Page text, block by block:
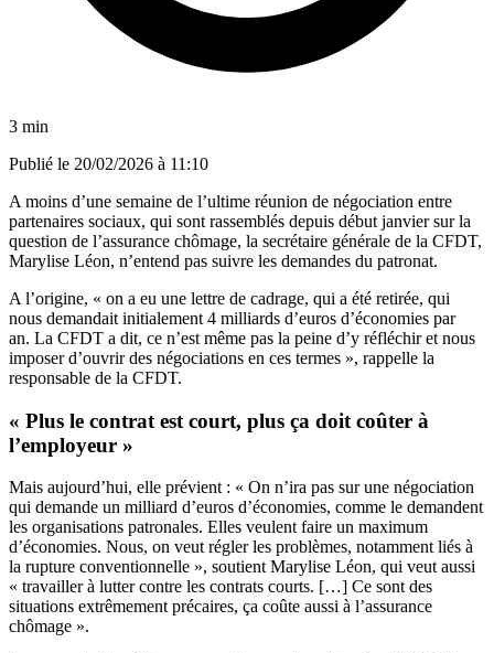
3 min
Publié le 20/02/2026 à 11:10
A moins d’une semaine de l’ultime réunion de négociation entre
partenaires sociaux, qui sont rassemblés depuis début janvier sur la
question de l’assurance chômage, la secrétaire générale de la CFDT,
Marylise Léon, n’entend pas suivre les demandes du patronat.
A l’origine, « on a eu une lettre de cadrage, qui a été retirée, qui
nous demandait initialement 4 milliards d’euros d’économies par
an. La CFDT a dit, ce n’est même pas la peine d’y réfléchir et nous
imposer d’ouvrir des négociations en ces termes », rappelle la
responsable de la CFDT.
« Plus le contrat est court, plus ça doit coûter à
l’employeur »
Mais aujourd’hui, elle prévient : « On n’ira pas sur une négociation
qui demande un milliard d’euros d’économies, comme le demandent
les organisations patronales. Elles veulent faire un maximum
d’économies. Nous, on veut régler les problèmes, notamment liés à
la rupture conventionnelle », soutient Marylise Léon, qui veut aussi
« travailler à lutter contre les contrats courts. […] Ce sont des
situations extrêmement précaires, ça coûte aussi à l’assurance
chômage ».